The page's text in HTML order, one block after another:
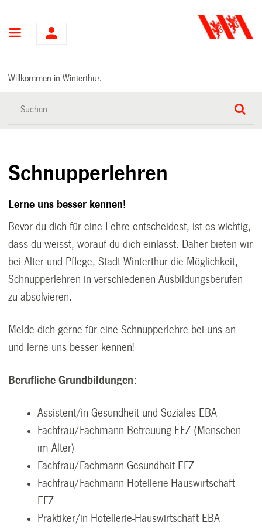
Hauptnavigation
Willkommen in Winterthur.
Schnupperlehren
Lerne uns besser kennen!
Bevor du dich für eine Lehre entscheidest, ist es wichtig,
dass du weisst, worauf du dich einlässt. Daher bieten wir
bei Alter und Pflege, Stadt Winterthur die Möglichkeit,
Schnupperlehren in verschiedenen Ausbildungsberufen
zu absolvieren.
Melde dich gerne für eine Schnupperlehre bei uns an
und lerne uns besser kennen!
Berufliche Grundbildungen:
Assistent/in Gesundheit und Soziales EBA
Fachfrau/Fachmann Betreuung EFZ (Menschen
im Alter)
Fachfrau/Fachmann Gesundheit EFZ
Fachfrau/Fachmann Hotellerie-Hauswirtschaft
EFZ
Praktiker/in Hotellerie-Hauswirtschaft EBA